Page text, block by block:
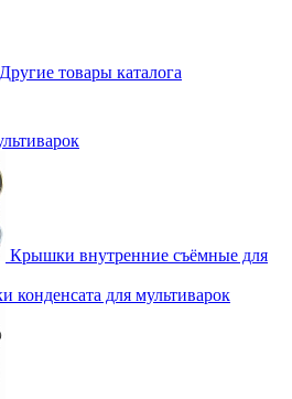
Другие товары каталога
Крышки внутренние съёмные для
конденсата для мультиварок